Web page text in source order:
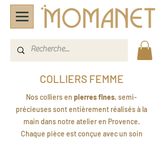
COLLIERS FEMME
Nos colliers en pierres fines, semi-
précieuses sont entièrement réalisés à la
main dans notre atelier en Provence.
Chaque pièce est conçue avec un soin